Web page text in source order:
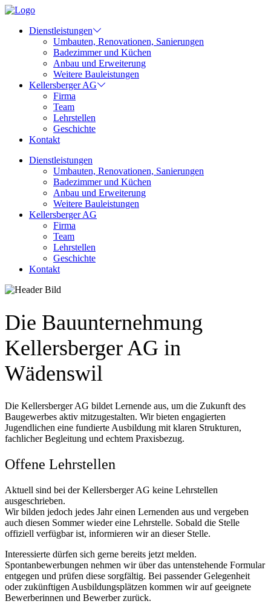
Dienstleistungen
Umbauten, Renovationen, Sanierungen
Badezimmer und Küchen
Anbau und Erweiterung
Weitere Bauleistungen
Kellersberger AG
Firma
Team
Lehrstellen
Geschichte
Kontakt
Dienstleistungen
Umbauten, Renovationen, Sanierungen
Badezimmer und Küchen
Anbau und Erweiterung
Weitere Bauleistungen
Kellersberger AG
Firma
Team
Lehrstellen
Geschichte
Kontakt
Die Bauunternehmung
Kellersberger AG in
Wädenswil
Die Kellersberger AG bildet Lernende aus, um die Zukunft des
Baugewerbes aktiv mitzugestalten. Wir bieten engagierten
Jugendlichen eine fundierte Ausbildung mit klaren Strukturen,
fachlicher Begleitung und echtem Praxisbezug.
Offene Lehrstellen
Aktuell sind bei der Kellersberger AG keine Lehrstellen
ausgeschrieben.
Wir bilden jedoch jedes Jahr einen Lernenden aus und vergeben
auch diesen Sommer wieder eine Lehrstelle. Sobald die Stelle
offiziell verfügbar ist, informieren wir an dieser Stelle.
Interessierte dürfen sich gerne bereits jetzt melden.
Spontanbewerbungen nehmen wir über das untenstehende Formular
entgegen und prüfen diese sorgfältig. Bei passender Gelegenheit
oder zukünftigen Ausbildungsplätzen kommen wir auf geeignete
Bewerberinnen und Bewerber zurück.